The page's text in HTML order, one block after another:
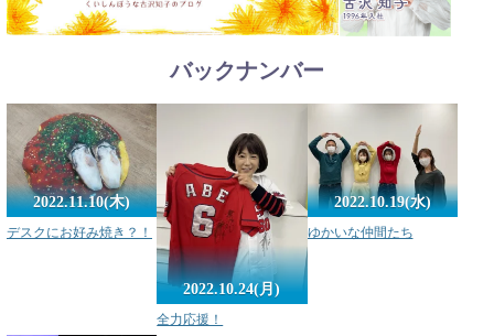
バックナンバー
2022.11.10(木)
デスクにお好み焼き？！
2022.10.24(月)
全力応援！
2022.10.19(水)
ゆかいな仲間たち